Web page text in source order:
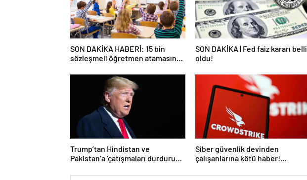
SON DAKİKA HABERİ: 15 bin
sözleşmeli öğretmen atamasında
açıklandı
SON DAKİKA | Fed faiz kararı belli
oldu!
Trump’tan Hindistan ve
Pakistan’a ‘çatışmaları durdurun’
Siber güvenlik devinden
çalışanlarına kötü haber!